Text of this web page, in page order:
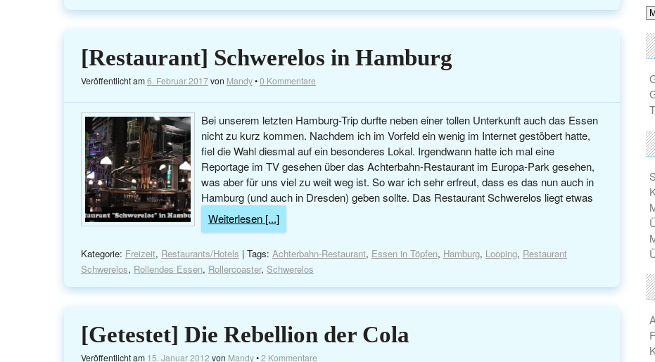
[Restaurant] Schwerelos in Hamburg
Veröffentlicht am6. Februar 2017von Mandy•0 Kommentare
Bei unserem letzten Hamburg-Trip durfte neben einer tollen Unterkunft auch das Essen
nicht zu kurz kommen. Nachdem ich im Vorfeld ein wenig im Internet gestöbert hatte,
fiel die Wahl diesmal auf ein besonderes Lokal. Irgendwann hatte ich mal eine
Reportage im TV gesehen über das Achterbahn-Restaurant im Europa-Park gesehen,
was aber für uns viel zu weit weg ist. So war ich sehr erfreut, dass es das nun auch in
Hamburg (und auch in Dresden) geben sollte. Das Restaurant Schwerelos liegt etwas
Weiterlesen [...]
Kategorie: Freizeit, Restaurants/Hotels | Tags: Achterbahn-Restaurant, Essen in Töpfen, Hamburg, Looping, Restaurant
Schwerelos, Rollendes Essen, Rollercoaster, Schwerelos
[Getestet] Die Rebellion der Cola
Veröffentlicht am 15. Januar 2012 von Mandy•2 Kommentare